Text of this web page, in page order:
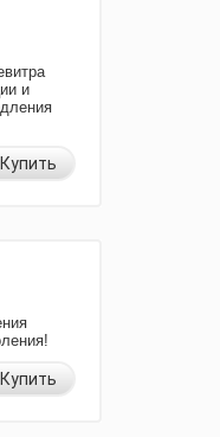
и
Купить
Купить